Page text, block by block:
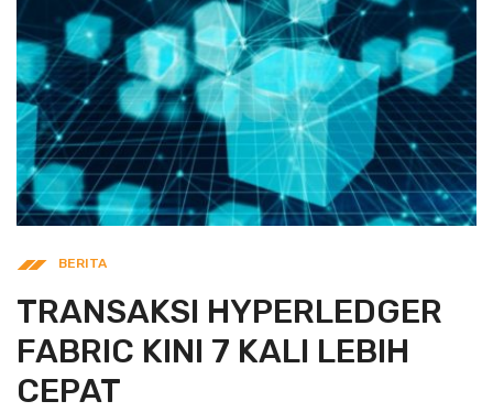
BERITA
TRANSAKSI HYPERLEDGER
FABRIC KINI 7 KALI LEBIH
CEPAT